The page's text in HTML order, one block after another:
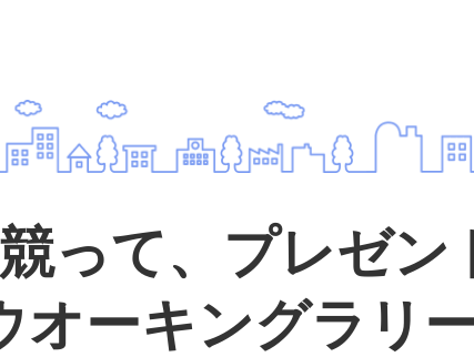
って、 プレゼン
オーキングラリ